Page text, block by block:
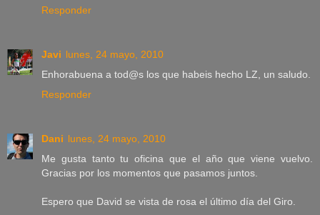
Responder
Javi lunes, 24 mayo, 2010
Enhorabuena a tod@s los que habeis hecho LZ, un saludo.
Responder
Dani lunes, 24 mayo, 2010
Me gusta tanto tu oficina que el año que viene vuelvo.
Gracias por los momentos que pasamos juntos.
Espero que David se vista de rosa el último día del Giro.